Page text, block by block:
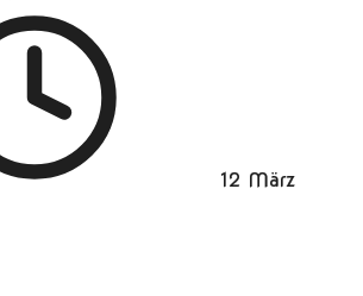
12 März